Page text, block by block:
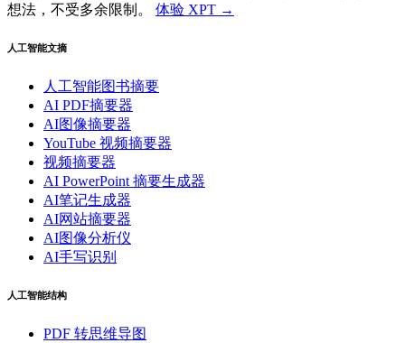
想法，不受多余限制。
体验 XPT →
人工智能文摘
人工智能图书摘要
AI PDF摘要器
AI图像摘要器
YouTube 视频摘要器
视频摘要器
AI PowerPoint 摘要生成器
AI笔记生成器
AI网站摘要器
AI图像分析仪
AI手写识别
人工智能结构
PDF 转思维导图